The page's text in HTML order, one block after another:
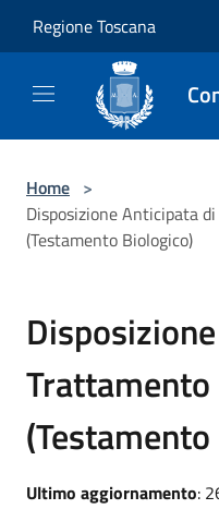
Regione Toscana
Home >
Disposizione Anticipata
(Testamento Biologico)
Trattamento
Ultimo aggiornamento: